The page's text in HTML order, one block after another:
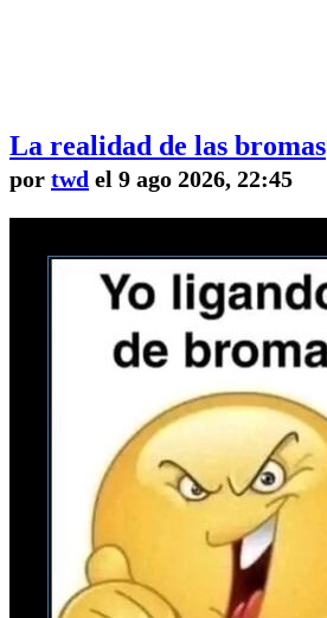
La realidad de las bromas
por twd el 9 ago 2026, 22:45